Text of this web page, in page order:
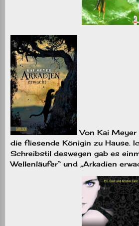
Von Kai Meyer
die fliesende Königin zu Hause.
Schreibstil deswegen gab es
Wellenläufer“ und „Arkadien